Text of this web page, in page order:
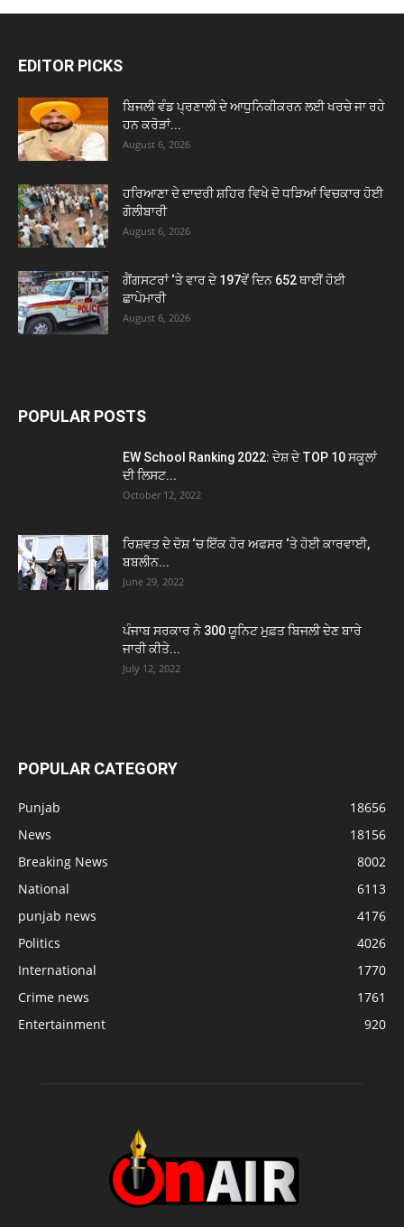
EDITOR PICKS
ਬਿਜਲੀ ਵੰਡ ਪ੍ਰਣਾਲੀ ਦੇ ਆਧੁਨਿਕੀਕਰਨ ਲਈ ਖਰਚੇ ਜਾ ਰਹੇ
ਹਨ ਕਰੋੜਾਂ...
August 6, 2026
ਹਰਿਆਣਾ ਦੇ ਦਾਦਰੀ ਸ਼ਹਿਰ ਵਿਖੇ ਦੋ ਧੜਿਆਂ ਵਿਚਕਾਰ ਹੋਈ
ਗੋਲੀਬਾਰੀ
August 6, 2026
ਗੈਂਗਸਟਰਾਂ ‘ਤੇ ਵਾਰ ਦੇ 197ਵੇਂ ਦਿਨ 652 ਥਾਈਂ ਹੋਈ
ਛਾਪੇਮਾਰੀ
August 6, 2026
POPULAR POSTS
EW School Ranking 2022: ਦੇਸ਼ ਦੇ TOP 10 ਸਕੂਲਾਂ
ਦੀ ਲਿਸਟ...
October 12, 2022
ਰਿਸ਼ਵਤ ਦੇ ਦੋਸ਼ ‘ਚ ਇੱਕ ਹੋਰ ਅਫਸਰ ‘ਤੇ ਹੋਈ ਕਾਰਵਾਈ,
ਬਬਲੀਨ...
June 29, 2022
ਪੰਜਾਬ ਸਰਕਾਰ ਨੇ 300 ਯੂਨਿਟ ਮੁਫ਼ਤ ਬਿਜਲੀ ਦੇਣ ਬਾਰੇ
ਜਾਰੀ ਕੀਤੇ...
July 12, 2022
POPULAR CATEGORY
Punjab
18656
News
18156
Breaking News
8002
National
6113
punjab news
4176
Politics
4026
International
1770
Crime news
1761
Entertainment
920